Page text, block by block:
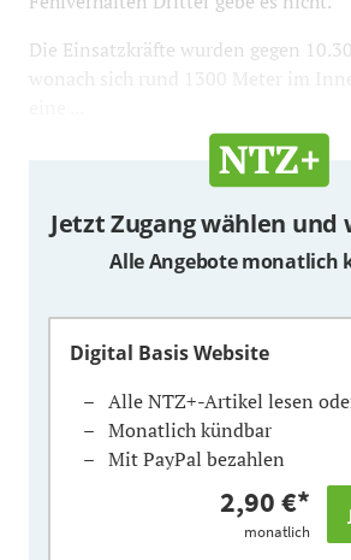
Die Einsatzkräfte wurden gegen
wonach sich rund 1300 Meter im
Jetzt Zugang wählen und
Alle Angebote monatlich
Digital Basis Website
Alle NTZ+-Artikel lesen
Monatlich kündbar
Mit PayPal bezahlen
2,90 €*
monatlich